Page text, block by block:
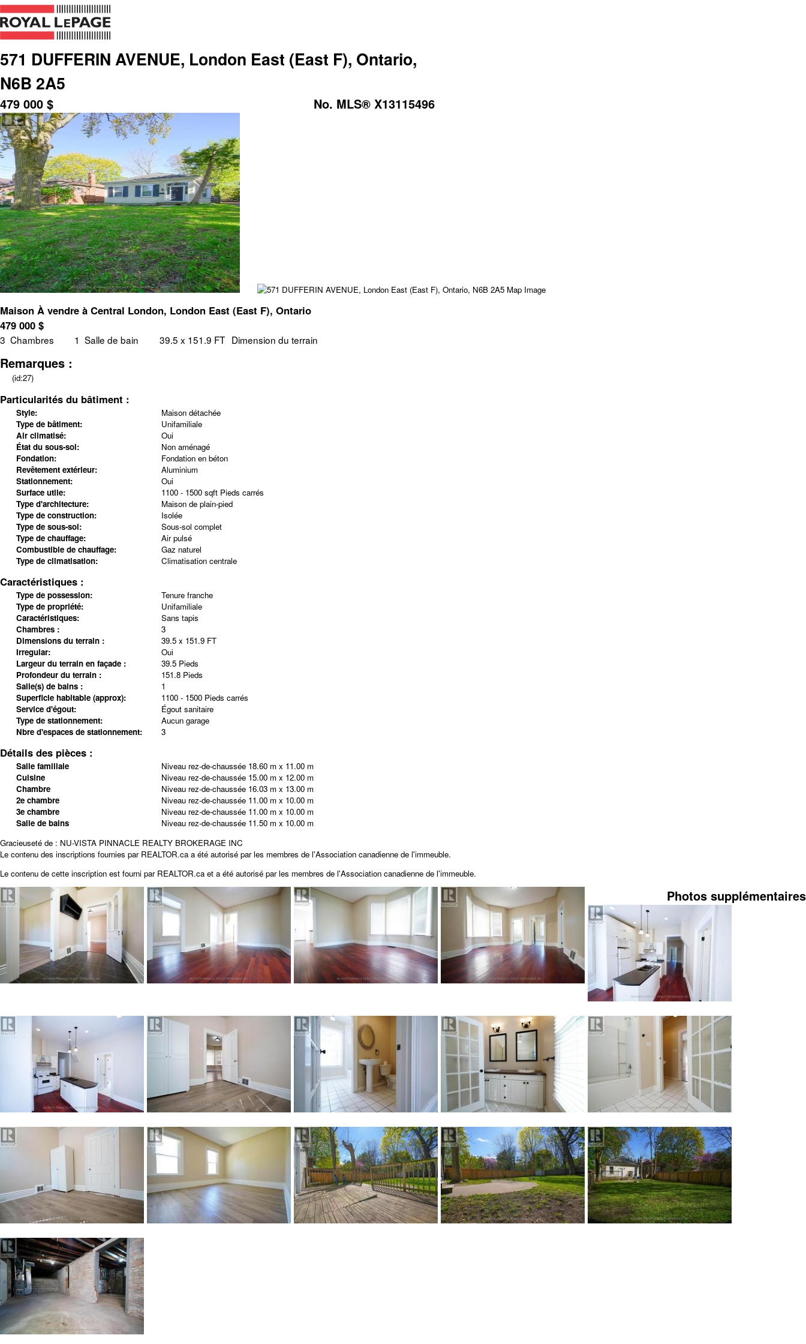
571 DUFFERIN AVENUE, London East (East F), Ontario,
N6B 2A5
479 000 $ No. MLS® X13115496
Maison À vendre à Central London, London East (East F), Ontario
479 000 $
3 Chambres 1 Salle de bain 39.5 x 151.9 FT Dimension du terrain
Remarques :
(id:27)
Particularités du bâtiment :
Style:
Maison détachée
Type de bâtiment:
Unifamiliale
Air climatisé:
Oui
État du sous-sol:
Non aménagé
Fondation:
Fondation en béton
Revêtement extérieur:
Aluminium
Stationnement:
Oui
Surface utile:
1100 - 1500 sqft Pieds carrés
Type d'architecture:
Maison de plain-pied
Type de construction:
Isolée
Type de sous-sol:
Sous-sol complet
Type de chauffage:
Air pulsé
Combustible de chauffage:
Gaz naturel
Type de climatisation:
Climatisation centrale
Caractéristiques :
Type de possession:
Tenure franche
Type de propriété:
Unifamiliale
Caractéristiques:
Sans tapis
Chambres :
3
Dimensions du terrain :
39.5 x 151.9 FT
Irregular:
Oui
Largeur du terrain en façade :
39.5 Pieds
Profondeur du terrain :
151.8 Pieds
Salle(s) de bains :
1
Superficie habitable (approx):
1100 - 1500 Pieds carrés
Service d'égout:
Égout sanitaire
Type de stationnement:
Aucun garage
Nbre d'espaces de stationnement:
3
Détails des pièces :
Salle familiale Niveau rez-de-chaussée 18.60 m x 11.00 m
Cuisine
Niveau rez-de-chaussée 15.00 m x 12.00 m
Chambre
Niveau rez-de-chaussée 16.03 m x 13.00 m
2e chambre
Niveau rez-de-chaussée 11.00 m x 10.00 m
3e chambre
Niveau rez-de-chaussée 11.00 m x 10.00 m
Salle de bains
Niveau rez-de-chaussée 11.50 m x 10.00 m
Gracieuseté de : NU-VISTA PINNACLE REALTY BROKERAGE INC
Le contenu des inscriptions fournies par REALTOR.ca a été autorisé par les membres de l'Association canadienne de l'immeuble.
Le contenu de cette inscription est fourni par REALTOR.caet a été autorisé par les membres de l'Association canadienne de l'immeuble.
Photos supplémentaires